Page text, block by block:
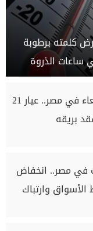
كلمته برطوبة
ساعات الذروة
أسعار الذهب اليوم الأربعاء في مصر.. عيار 21
بريقه
في مصر.. انخفاض
وارتباك